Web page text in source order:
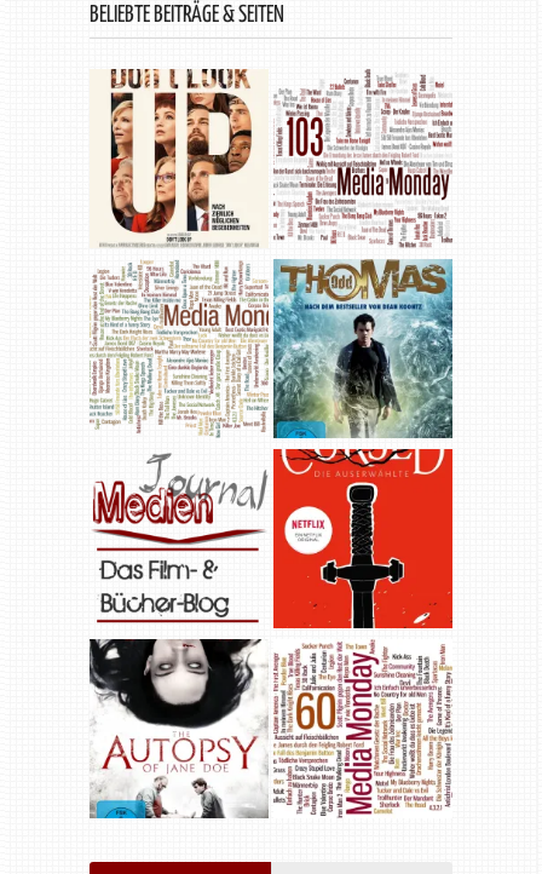
BELIEBTE BEITRÄGE & SEITEN